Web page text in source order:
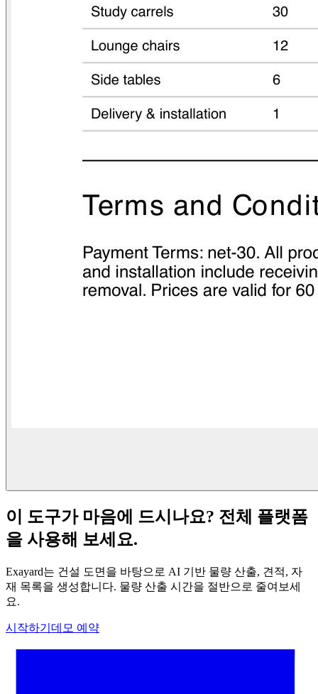
이 도구가 마음에 드시나요? 전체 플랫폼
을 사용해 보세요.
Exayard는 건설 도면을 바탕으로 AI 기반 물량 산출, 견적, 자
재 목록을 생성합니다. 물량 산출 시간을 절반으로 줄여보세
요.
시작하기 데모 예약